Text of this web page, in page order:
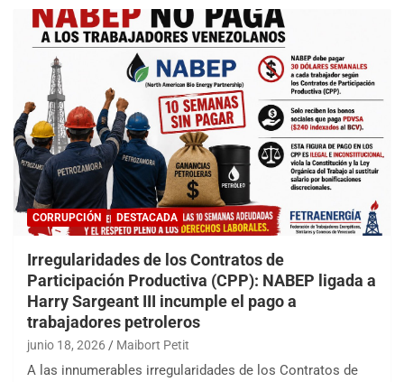
CORRUPCIÓN DESTACADA
Irregularidades de los Contratos de
Participación Productiva (CPP): NABEP ligada a
Harry Sargeant III incumple el pago a
trabajadores petroleros
junio 18, 2026 Maibort Petit
A las innumerables irregularidades de los Contratos de